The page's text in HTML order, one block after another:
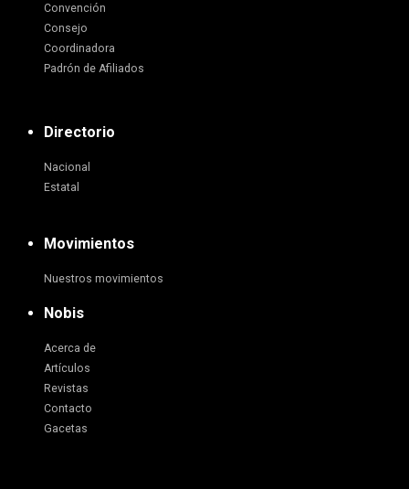
Convención
Consejo
Coordinadora
Padrón de Afiliados
Directorio
Nacional
Estatal
Movimientos
Nuestros movimientos
Nobis
Acerca de
Artículos
Revistas
Contacto
Gacetas